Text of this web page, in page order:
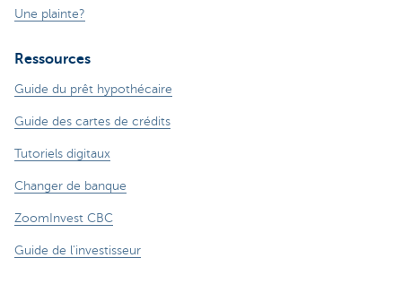
Une plainte?
Ressources
Guide du prêt hypothécaire
Guide des cartes de crédits
Tutoriels digitaux
Changer de banque
ZoomInvest CBC
Guide de l'investisseur